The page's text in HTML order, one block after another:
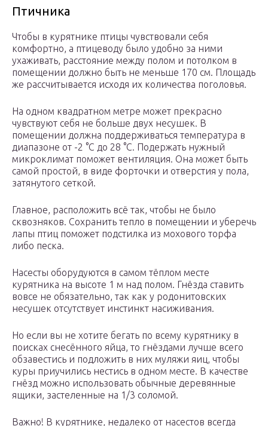
Птичника
Чтобы в курятнике птицы чувствовали себя
комфортно, а птицеводу было удобно за ними
ухаживать, расстояние между полом и потолком в
помещении должно быть не меньше 170 см. Площадь
же рассчитывается исходя их количества поголовья.
На одном квадратном метре может прекрасно
чувствуют себя не больше двух несушек. В
помещении должна поддерживаться температура в
диапазоне от -2 °С до 28 °С. Подержать нужный
микроклимат поможет вентиляция. Она может быть
самой простой, в виде форточки и отверстия у пола,
затянутого сеткой.
Главное, расположить всё так, чтобы не было
сквозняков. Сохранить тепло в помещении и уберечь
лапы птиц поможет подстилка из мохового торфа
либо песка.
Насесты оборудуются в самом тёплом месте
курятника на высоте 1 м над полом. Гнёзда ставить
вовсе не обязательно, так как у родонитовских
несушек отсутствует инстинкт насиживания.
Но если вы не хотите бегать по всему курятнику в
поисках снесённого яйца, то гнёздами лучше всего
обзавестись и подложить в них муляжи яиц, чтобы
куры приучились нестись в одном месте. В качестве
гнёзд можно использовать обычные деревянные
ящики, застеленные на 1/3 соломой.
Важно! В курятнике, недалеко от насестов всегда